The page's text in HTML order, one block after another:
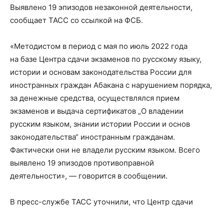
Выявлено 19 эпизодов незаконной деятельности,
сообщает ТАСС со ссылкой на ФСБ.
«Методистом в период с мая по июль 2022 года
на базе Центра сдачи экзаменов по русскому языку,
истории и основам законодательства России для
иностранных граждан Абакана с нарушением порядка,
за денежные средства, осуществлялся прием
экзаменов и выдача сертификатов „О владении
русским языком, знании истории России и основ
законодательства“ иностранным гражданам.
Фактически они не владели русским языком. Всего
выявлено 19 эпизодов противоправной
деятельности», — говорится в сообщении.
В пресс-службе ТАСС уточнили, что Центр сдачи